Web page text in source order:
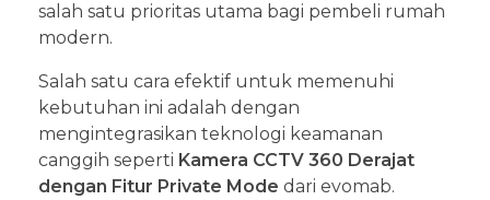
salah satu prioritas utama bagi pembeli rumah
modern.
Salah satu cara efektif untuk memenuhi
kebutuhan ini adalah dengan
mengintegrasikan teknologi keamanan
canggih seperti Kamera CCTV 360 Derajat
dengan Fitur Private Mode dari evomab.